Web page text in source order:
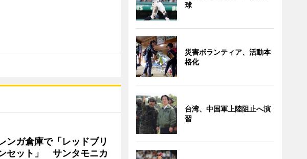
ンガ倉庫で「レッドブリ
セット」 サンタモニカ
球
災害ボランティア、活動本
格化
台湾、中国軍上陸阻止へ演
習